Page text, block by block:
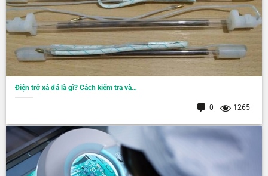
Điện trở xả đá là gì? Cách kiểm tra và…
0 1265